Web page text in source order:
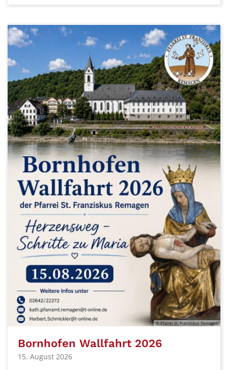
© Pfarrei St. Franziskus Remagen
Bornhofen Wallfahrt 2026
15. August 2026